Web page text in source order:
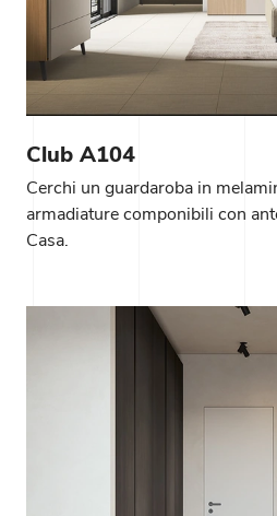
Club A104
Cerchi un guardaroba in
armadiature componibili con
Casa.